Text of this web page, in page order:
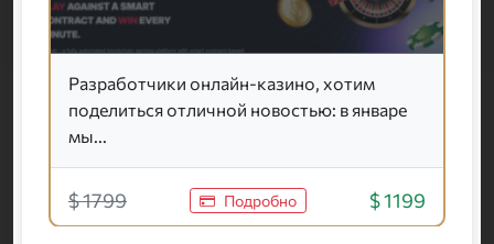
Разработчики онлайн-казино, хотим
поделиться отличной новостью: в январе
мы...
$ 1799 Подробно $ 1199